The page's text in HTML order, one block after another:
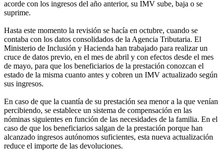
acorde con los ingresos del año anterior, su IMV sube, baja o se
suprime.
Hasta este momento la revisión se hacía en octubre, cuando se
contaba con los datos consolidados de la Agencia Tributaria. El
Ministerio de Inclusión y Hacienda han trabajado para realizar un
cruce de datos previo, en el mes de abril y con efectos desde el mes
de mayo, para que los beneficiarios de la prestación conozcan el
estado de la misma cuanto antes y cobren un IMV actualizado según
sus ingresos.
En caso de que la cuantía de su prestación sea menor a la que venían
percibiendo, se establece un sistema de compensación en las
nóminas siguientes en función de las necesidades de la familia. En el
caso de que los beneficiarios salgan de la prestación porque han
alcanzado ingresos autónomos suficientes, esta nueva actualización
reduce el importe de las devoluciones.